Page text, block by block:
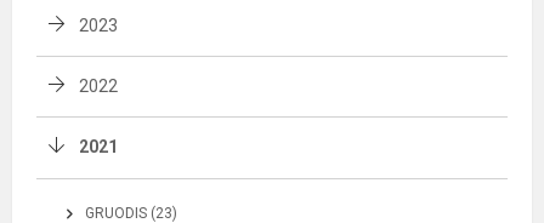
2023
2022
2021
GRUODIS (23)